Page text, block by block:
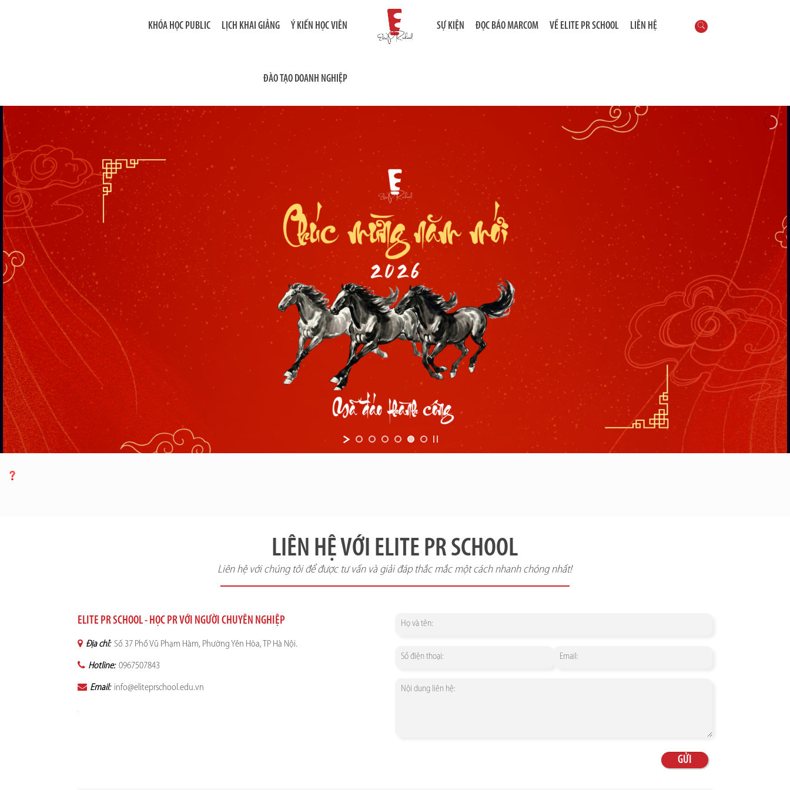
KHÓA HỌC PUBLIC LỊCH KHAI GIẢNG Ý KIẾN HỌC VIÊN
ĐÀO TẠO DOANH NGHIỆP
SỰ KIỆN ĐỌC BÁO MARCOM VỀ ELITE PR SCHOOL LIÊN HỆ
LIÊN HỆ VỚI ELITE PR SCHOOL
Liên hệ với chúng tôi để được tư vấn và giải đáp thắc mắc một cách nhanh chóng nhất!
ELITE PR SCHOOL - HỌC PR VỚI NGƯỜI CHUYÊN NGHIỆP
Địa chỉ: Số 37 Phố Vũ Phạm Hàm, Phường Yên Hòa, TP Hà Nội.
Hotline: 0967507843
Email: info@eliteprschool.edu.vn